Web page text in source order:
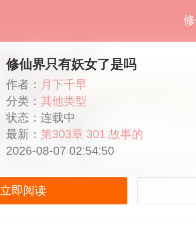
修仙界只有妖女了是吗
作者： 月下千早
分类： 其他类型
状态：连载中
最新： 第303章 301.故事的
2026-08-07 02:54:50
立即阅读